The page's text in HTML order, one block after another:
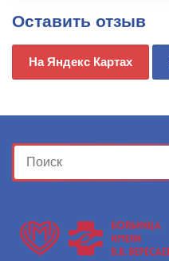
Оставить отзыв
На Яндекс Картах